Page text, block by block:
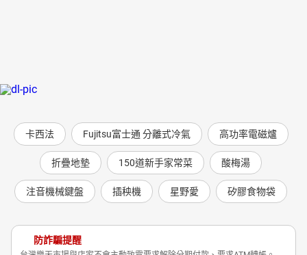
卡西法 Fujitsu富士通 分離式冷氣 高功率電磁爐
折疊地墊 150道新手家常菜 酸梅湯
注音機械鍵盤 插秧機 星野愛 矽膠食物袋
防詐騙提醒